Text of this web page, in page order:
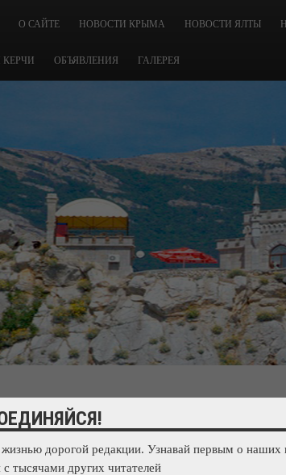
О САЙТЕ НОВОСТИ КРЫМА НОВОСТИ ЯЛТЫ
КЕРЧИ ОБЪЯВЛЕНИЯ ГАЛЕРЕЯ
нашли флешку с инструкциями по
дорогой редакции. Узнавай первым о наших
тысячами других читателей